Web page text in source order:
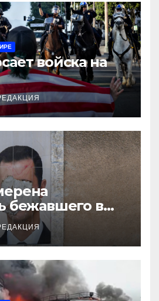
войска на
бежавшего в
диктатора